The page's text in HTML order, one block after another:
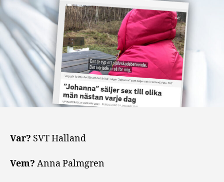
Var? SVT Halland
Vem? Anna Palmgren